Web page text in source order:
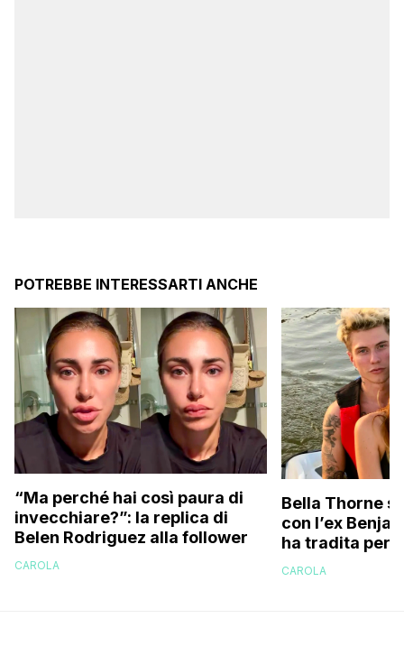
POTREBBE INTERESSARTI ANCHE
“Ma perché hai così paura di
invecchiare?”: la replica di
Belen Rodriguez alla follower
CAROLA
Bella Thorne
con l’ex
ha tradita per
sostenuto che
CAROLA